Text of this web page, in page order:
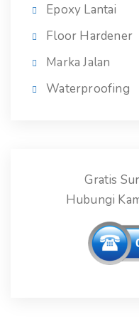
Epoxy Lantai
Floor Hardener
Marka Jalan
Waterproofing
Gratis
Hubungi